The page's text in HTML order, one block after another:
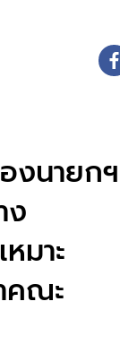
งนายกฯ
มาะ
คณะ